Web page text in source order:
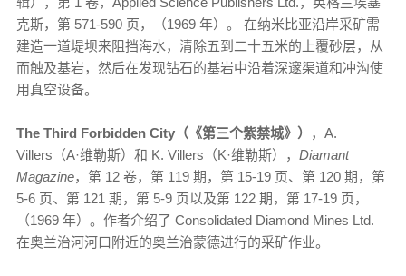
克斯，第 571-590 页，（1969 年）。 在纳米比亚沿岸采矿需
建造一道堤坝来阻挡海水，清除五到二十五米的上覆砂层，从
而触及基岩，然后在发现钻石的基岩中沿着深邃渠道和冲沟使
用真空设备。
The Third Forbidden City（《第三个紫禁城》）
，A.
Villers（A·维勒斯）和 K. Villers（K·维勒斯）， Diamant
Magazine，第 12 卷，第 119 期，第 15-19 页、第 120 期，第
5-6 页、第 121 期，第 5-9 页以及第 122 期，第 17-19 页，
（1969 年）。作者介绍了 Consolidated Diamond Mines Ltd.
在奥兰治河河口附近的奥兰治蒙德进行的采矿作业。